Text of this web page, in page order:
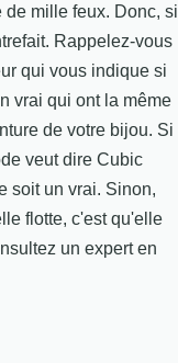
de mille feux. Donc, si
Rappelez-vous
qui vous indique si
vrai qui ont la même
de votre bijou. Si
veut dire Cubic
soit un vrai. Sinon,
flotte, c'est qu'elle
un expert en